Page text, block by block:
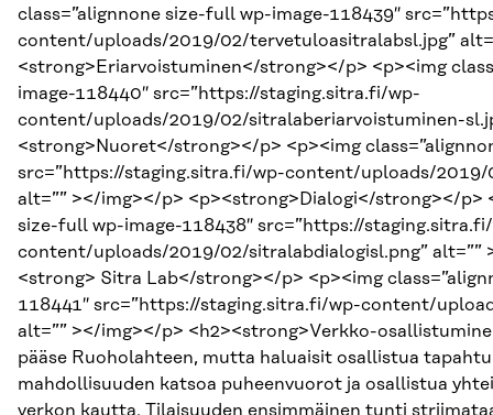
class=”alignnone size-full wp-image-118439″
content/uploads/2019/02/tervetuloasitralabsl.jpg”
<strong>Eriarvoistuminen</strong></p> <p><img
image-118440″ src=”https://staging.sitra.fi/wp-
content/uploads/2019/02/sitralaberiarvoistuminen-
<strong>Nuoret</strong></p> <p><img
src=”https://staging.sitra.fi/wp-content/uploads/2019/
alt=”” ></img></p> <p><strong>Dialogi</strong></p>
size-full wp-image-118438″ src=”https://
content/uploads/2019/02/sitralabdialogisl.png” alt=””
<strong> Sitra Lab</strong></p> <p><img
118441″ src=”https://staging.sitra.fi/wp-content/
alt=”” ></img></p> <h2><strong>Verkko-
pääse Ruoholahteen, mutta haluaisit osallistua
mahdollisuuden katsoa puheenvuorot ja osallistua
verkon kautta. Tilaisuuden ensimmäinen tunti